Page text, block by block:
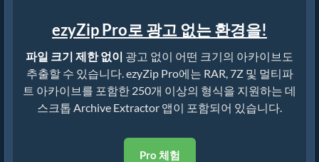
ezyZip Pro로 광고 없는 환경을!
파일 크기 제한 없이 광고 없이 어떤 크기의 아카이브도
추출할 수 있습니다. ezyZip Pro에는 RAR, 7Z 및 멀티파
트 아카이브를 포함한 250개 이상의 형식을 지원하는 데
스크톱 Archive Extractor 앱이 포함되어 있습니다.
Pro 체험